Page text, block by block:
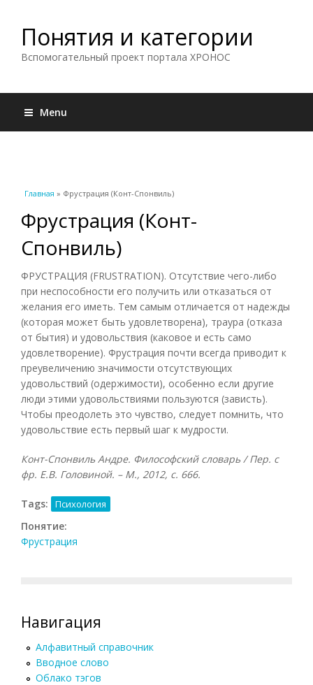
Понятия и категории
Вспомогательный проект портала ХРОНОС
Menu
Вы здесь
Главная » Фрустрация (Конт-Спонвиль)
Фрустрация (Конт-
Спонвиль)
ФРУСТРАЦИЯ (FRUSTRATION). Отсутствие чего-либо
при неспособности его получить или отказаться от
желания его иметь. Тем самым отличается от надежды
(которая может быть удовлетворена), траура (отказа
от бытия) и удовольствия (каковое и есть само
удовлетворение). Фрустрация почти всегда приводит к
преувеличению значимости отсутствующих
удовольствий (одержимости), особенно если другие
люди этими удовольствиями пользуются (зависть).
Чтобы преодолеть это чувство, следует помнить, что
удовольствие есть первый шаг к мудрости.
Конт-Спонвиль Андре. Философский словарь / Пер. с
фр. Е.В. Головиной. – М., 2012, с. 666.
Tags: Психология
Понятие:
Фрустрация
Навигация
Алфавитный справочник
Вводное слово
Облако тэгов